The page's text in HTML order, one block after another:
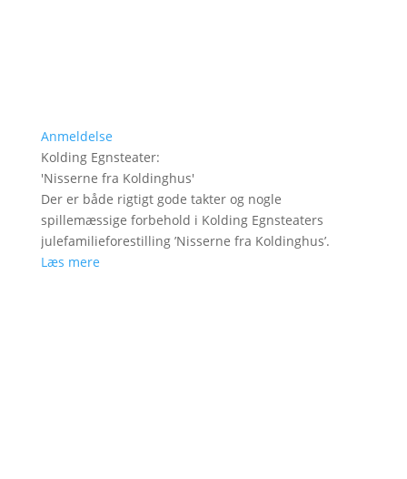
Anmeldelse
Kolding Egnsteater:
'Nisserne fra Koldinghus'
Der er både rigtigt gode takter og nogle
spillemæssige forbehold i Kolding Egnsteaters
julefamilieforestilling ’Nisserne fra Koldinghus’.
Læs mere